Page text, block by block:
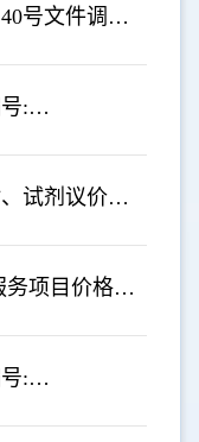
号文件调整
格的通知
:
试剂议价结
）
项目价格的
: